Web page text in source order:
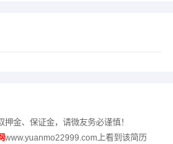
金、保证金，请微友务必谨慎！
www.yuanmo22999.com上看到该简历